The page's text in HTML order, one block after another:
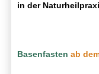
in der
Basenfastenab